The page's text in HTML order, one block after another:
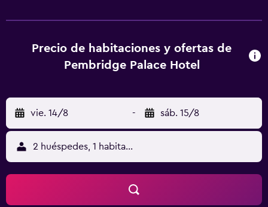
planchar con plancha. Se pueden practicar las actividades
de ocio y esparcimiento que se indican más abajo en las
Precio de habitaciones y ofertas de
Pembridge Palace Hotel
vie. 14/8 - sáb. 15/8
2 huéspedes, 1 habitación